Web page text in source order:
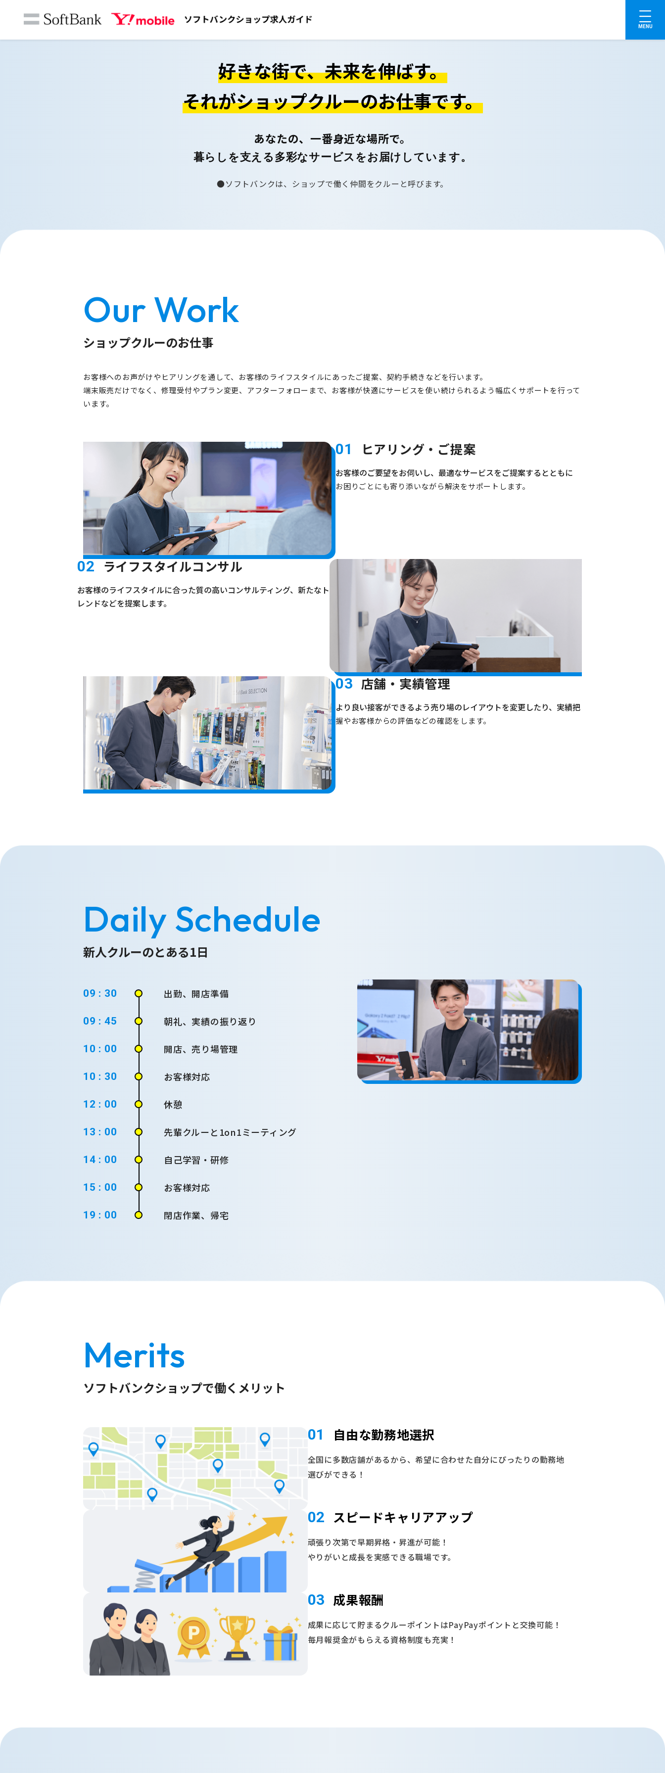
MENU
好きな街で、未来を伸ばす。
それがショップクルーのお仕事です。
あなたの、一番身近な場所で。
暮らしを支える多彩なサービスをお届けしています。
ソフトバンクは、ショップで働く仲間をクルーと呼びます。
Our Work
ショップクルーのお仕事
お客様へのお声がけやヒアリングを通して、お客様のライフスタイルにあったご提案、契約手続きなどを行います。
端末販売だけでなく、修理受付やプラン変更、アフターフォローまで、お客様が快適にサービスを使い続けられるよう幅広くサポートを行って
います。
01 ヒアリング・ご提案
お客様のご要望をお伺いし、最適なサービスをご提案するとともに
お困りごとにも寄り添いながら解決をサポートします。
02 ライフスタイルコンサル
お客様のライフスタイルに合った質の高いコンサルティング、新たなト
レンドなどを提案します。
03 店舗・実績管理
より良い接客ができるよう売り場のレイアウトを変更したり、実績把
握やお客様からの評価などの確認をします。
Daily Schedule
新人クルーのとある1日
09 : 30 出勤、開店準備
09 : 45 朝礼、実績の振り返り
10 : 00 開店、売り場管理
10 : 30 お客様対応
12 : 00 休憩
13 : 00 先輩クルーと1on1ミーティング
14 : 00 自己学習・研修
15 : 00 お客様対応
19 : 00 閉店作業、帰宅
Merits
ソフトバンクショップで働くメリット
01 自由な勤務地選択
全国に多数店舗があるから、希望に合わせた自分にぴったりの勤務地
選びができる！
02 スピードキャリアアップ
頑張り次第で早期昇格・昇進が可能！
やりがいと成長を実感できる職場です。
03 成果報酬
成果に応じて貯まるクルーポイントはPayPayポイントと交換可能！
毎月報奨金がもらえる資格制度も充実！